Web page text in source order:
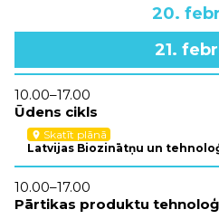
20.
21.
10.00–17.00
Ūdens cikls
location_on Skatīt plānā
Latvijas Biozinātņu un
10.00–17.00
Pārtikas produktu